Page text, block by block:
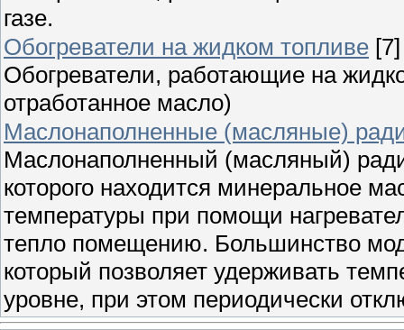
газе.
Обогреватели на жидком топливе [7]
Обогреватели, работающие на
отработанное масло)
Маслонаполненные (масляные)
Маслонаполненный (масляный)
которого находится минеральное
температуры при помощи
тепло помещению. Большинство
который позволяет удерживать
уровне, при этом периодически